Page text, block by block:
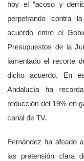
hoy el “acoso y
perpetrando contra
acuerdo entre el
Presupuestos de la
lamentado el recorte
dicho acuerdo. En
Andalucía ha
reducción del 19% en
canal de TV.
Fernández ha afeado
las pretensión clara